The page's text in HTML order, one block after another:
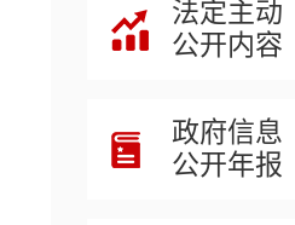
法定主动
公开内容
政府信息
公开年报